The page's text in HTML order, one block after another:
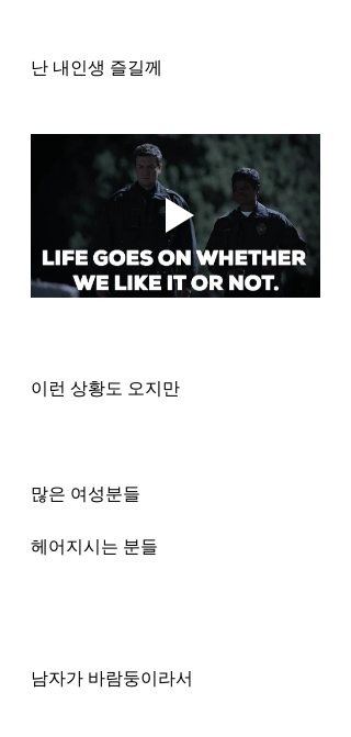
난 내인생 즐길께
이런 상황도 오지만
많은 여성분들
헤어지시는 분들
남자가 바람둥이라서